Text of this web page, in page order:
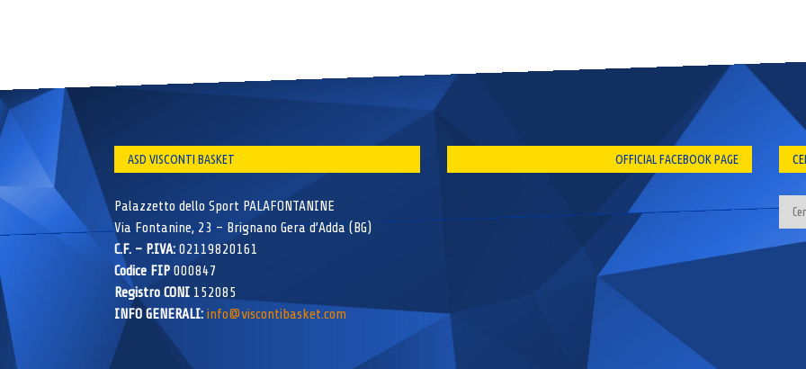
ASD VISCONTI BASKET
Palazzetto dello Sport PALAFONTANINE
Via Fontanine, 23 – Brignano Gera d’Adda (BG)
C.F. – P.IVA: 02119820161
Codice FIP 000847
Registro CONI 152085
INFO GENERALI: info@viscontibasket.com
OFFICIAL FACEBOOK PAGE